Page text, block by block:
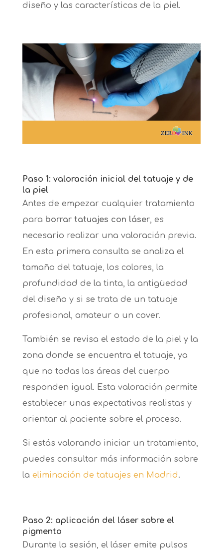
diseño y las características de la piel.
Paso 1: valoración inicial del tatuaje y de
la piel
Antes de empezar cualquier tratamiento
para borrar tatuajes con láser, es
necesario realizar una valoración previa.
En esta primera consulta se analiza el
tamaño del tatuaje, los colores, la
profundidad de la tinta, la antigüedad
del diseño y si se trata de un tatuaje
profesional, amateur o un cover.
También se revisa el estado de la piel y la
zona donde se encuentra el tatuaje, ya
que no todas las áreas del cuerpo
responden igual. Esta valoración permite
establecer unas expectativas realistas y
orientar al paciente sobre el proceso.
Si estás valorando iniciar un tratamiento,
puedes consultar más información sobre
la eliminación de tatuajes en Madrid.
Paso 2: aplicación del láser sobre el
pigmento
Durante la sesión, el láser emite pulsos